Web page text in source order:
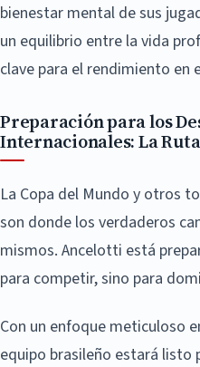
bienestar mental de sus
un equilibrio entre la vida
clave para el rendimiento en
Preparación para los
Internacionales: La
La Copa del Mundo y otros
son donde los verdaderos
mismos. Ancelotti está
para competir, sino para
Con un enfoque meticuloso
equipo brasileño estará listo